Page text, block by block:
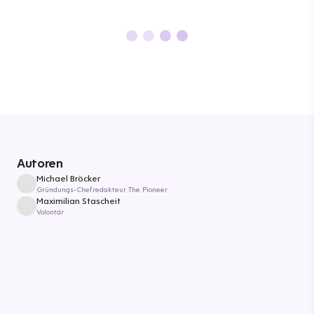
Autoren
Michael Bröcker
Gründungs-Chefredakteur The Pioneer
Maximilian Stascheit
Volontär